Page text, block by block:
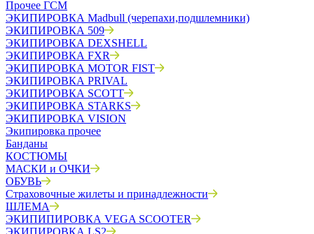
Прочее ГСМ
ЭКИПИРОВКА Madbull (черепахи,подшлемники)
ЭКИПИРОВКА 509
ЭКИПИРОВКА DEXSHELL
ЭКИПИРОВКА FXR
ЭКИПИРОВКА MOTOR FIST
ЭКИПИРОВКА PRIVAL
ЭКИПИРОВКА SCOTT
ЭКИПИРОВКА STARKS
ЭКИПИРОВКА VISION
Экипировка прочее
Банданы
КОСТЮМЫ
МАСКИ и ОЧКИ
ОБУВЬ
Страховочные жилеты и принадлежности
ШЛЕМА
ЭКИПИПИРОВКА VEGA SCOOTER
ЭКИПИРОВКА LS2